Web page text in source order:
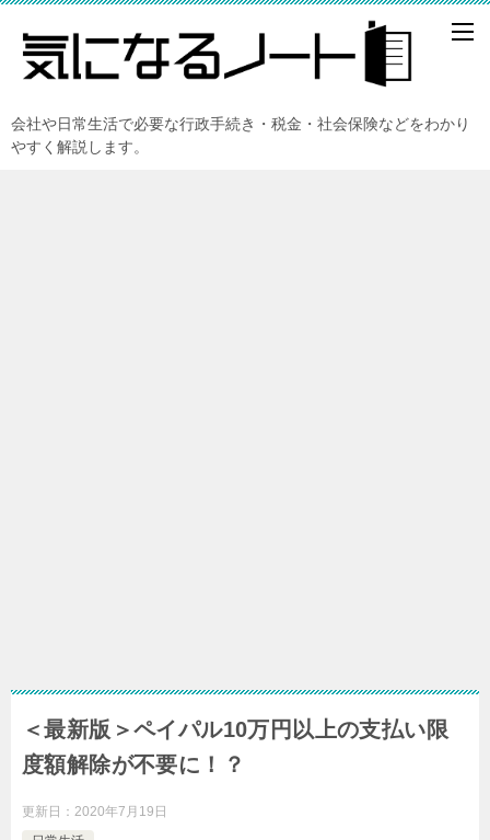
会社や日常生活で必要な行政手続き・税金・社会保険などをわかり
やすく解説します。
＜最新版＞ペイパル10万円以上の支払い限
度額解除が不要に！？
更新日： 2020年7月19日